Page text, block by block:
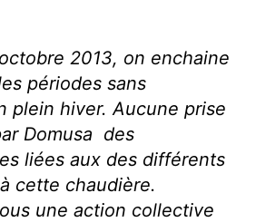
2013, on enchaine
périodes sans
plein hiver. Aucune prise
Domusa des
liées aux des différents
cette chaudière.
une action collective